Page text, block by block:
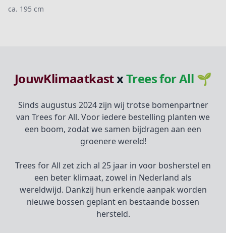
ca. 195 cm
JouwKlimaatkastxTrees for All 🌱
Sinds augustus 2024 zijn wij trotse bomenpartner
van Trees for All. Voor iedere bestelling planten we
een boom, zodat we samen bijdragen aan een
groenere wereld!
Trees for All zet zich al 25 jaar in voor bosherstel en
een beter klimaat, zowel in Nederland als
wereldwijd. Dankzij hun erkende aanpak worden
nieuwe bossen geplant en bestaande bossen
hersteld.